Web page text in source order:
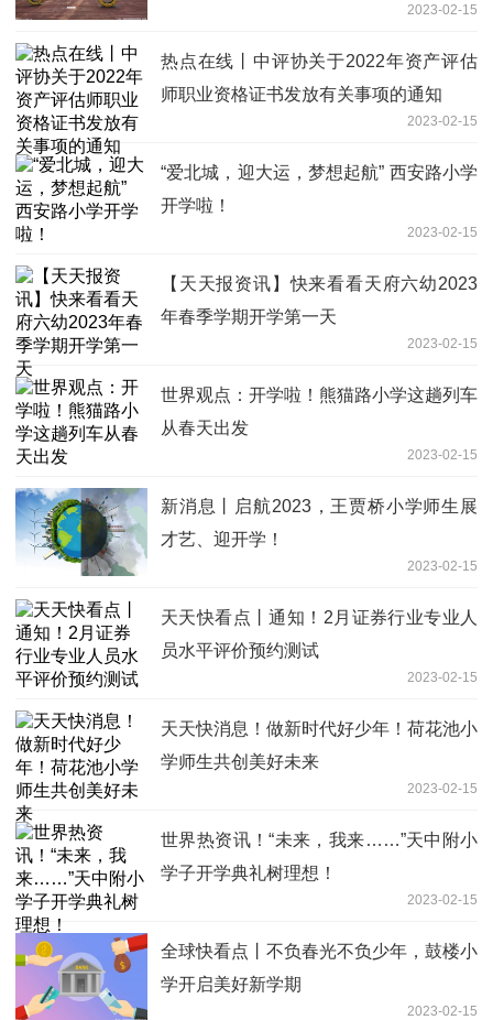
2023-02-15
热点在线丨中评协关于2022年资产评估
师职业资格证书发放有关事项的通知
2023-02-15
“爱北城，迎大运，梦想起航” 西安路小学
开学啦！
2023-02-15
【天天报资讯】快来看看天府六幼2023
年春季学期开学第一天
2023-02-15
世界观点：开学啦！熊猫路小学这趟列车
从春天出发
2023-02-15
新消息丨启航2023，王贾桥小学师生展
才艺、迎开学！
2023-02-15
天天快看点丨通知！2月证券行业专业人
员水平评价预约测试
2023-02-15
天天快消息！做新时代好少年！荷花池小
学师生共创美好未来
2023-02-15
世界热资讯！“未来，我来……”天中附小
学子开学典礼树理想！
2023-02-15
全球快看点丨不负春光不负少年，鼓楼小
学开启美好新学期
2023-02-15